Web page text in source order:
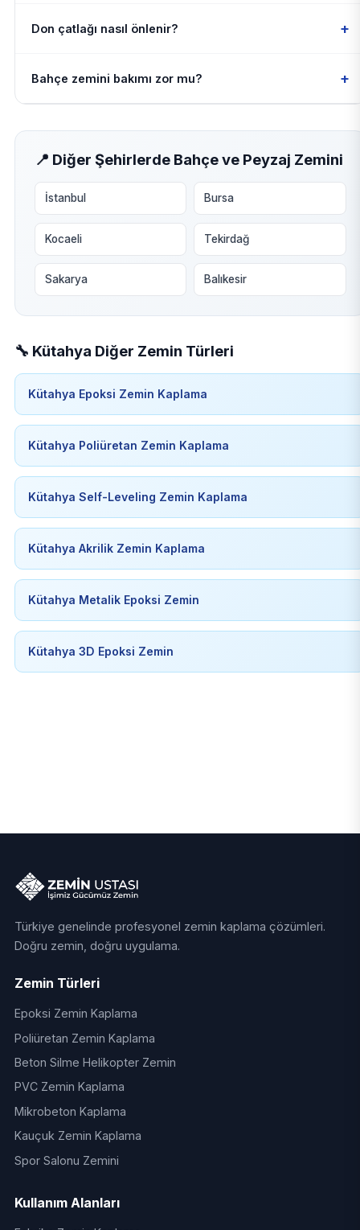
Don çatlağı nasıl önlenir? +
Bahçe zemini bakımı zor mu? +
📍 Diğer Şehirlerde Bahçe ve Peyzaj Zemini
İstanbul Bursa
Kocaeli Tekirdağ
Sakarya Balıkesir
🔧 Kütahya Diğer Zemin Türleri
Kütahya Epoksi Zemin Kaplama
Kütahya Poliüretan Zemin Kaplama
Kütahya Self-Leveling Zemin Kaplama
Kütahya Akrilik Zemin Kaplama
Kütahya Metalik Epoksi Zemin
Kütahya 3D Epoksi Zemin
Türkiye genelinde profesyonel zemin kaplama çözümleri.
Doğru zemin, doğru uygulama.
Zemin Türleri
Epoksi Zemin Kaplama
Poliüretan Zemin Kaplama
Beton Silme Helikopter Zemin
PVC Zemin Kaplama
Mikrobeton Kaplama
Kauçuk Zemin Kaplama
Spor Salonu Zemini
Kullanım Alanları